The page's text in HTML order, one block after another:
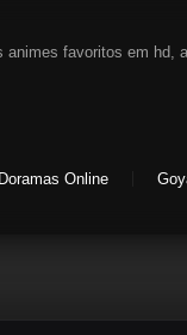
favoritos em hd,
Online